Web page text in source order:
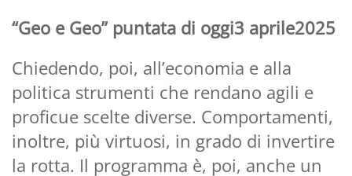
“Geo e Geo” puntata di oggi3 aprile2025
Chiedendo, poi, all’economia e alla
politica strumenti che rendano agili e
proficue scelte diverse. Comportamenti,
inoltre, più virtuosi, in grado di invertire
la rotta. Il programma è, poi, anche un